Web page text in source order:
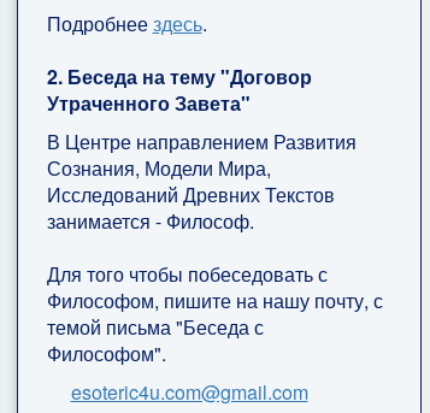
Подробнеездесь.
2. Беседа на тему "Договор
Утраченного Завета"
В Центре направлением Развития
Сознания, Модели Мира,
Исследований Древних Текстов
занимается - Философ.
Для того чтобы побеседовать с
Философом, пишите на нашу почту, с
темой письма "Беседа с
Философом".
esoteric4u.com@gmail.com